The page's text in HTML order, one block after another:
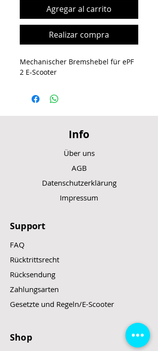
Agregar al carrito
Realizar compra
Mechanischer Bremshebel für ePF
2 E-Scooter
Info
Über uns
AGB
Datenschutzerklärung
Impressum
Support
FAQ
Rücktrittsrecht
Rücksendung
Zahlungsarten
Gesetzte und Regeln/E-Scooter
Shop